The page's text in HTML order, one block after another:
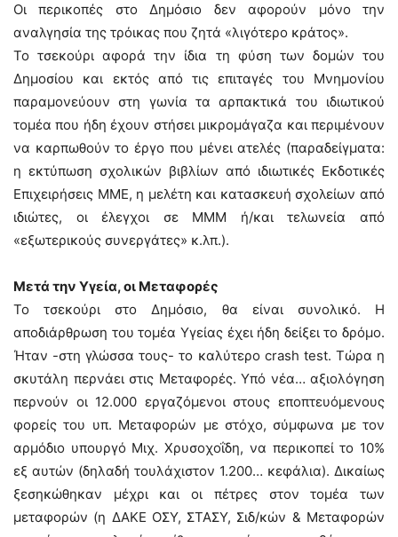
Οι περικοπές στο Δημόσιο δεν αφορούν μόνο την
αναλγησία της τρόικας που ζητά «λιγότερο κράτος».
Το τσεκούρι αφορά την ίδια τη φύση των δομών του
Δημοσίου και εκτός από τις επιταγές του Μνημονίου
παραμονεύουν στη γωνία τα αρπακτικά του ιδιωτικού
τομέα που ήδη έχουν στήσει μικρομάγαζα και περιμένουν
να καρπωθούν το έργο που μένει ατελές (παραδείγματα:
η εκτύπωση σχολικών βιβλίων από ιδιωτικές Εκδοτικές
Επιχειρήσεις ΜΜΕ, η μελέτη και κατασκευή σχολείων από
ιδιώτες, οι έλεγχοι σε ΜΜΜ ή/και τελωνεία από
«εξωτερικούς συνεργάτες» κ.λπ.).
Μετά την Υγεία, οι Μεταφορές
Το τσεκούρι στο Δημόσιο, θα είναι συνολικό. Η
αποδιάρθρωση του τομέα Υγείας έχει ήδη δείξει το δρόμο.
Ήταν -στη γλώσσα τους- το καλύτερο crash test. Τώρα η
σκυτάλη περνάει στις Μεταφορές. Υπό νέα… αξιολόγηση
περνούν οι 12.000 εργαζόμενοι στους εποπτευόμενους
φορείς του υπ. Μεταφορών με στόχο, σύμφωνα με τον
αρμόδιο υπουργό Μιχ. Χρυσοχοΐδη, να περικοπεί το 10%
εξ αυτών (δηλαδή τουλάχιστον 1.200… κεφάλια). Δικαίως
ξεσηκώθηκαν μέχρι και οι πέτρες στον τομέα των
μεταφορών (η ΔΑΚΕ ΟΣΥ, ΣΤΑΣΥ, Σιδ/κών & Μεταφορών